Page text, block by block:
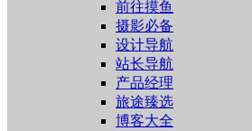
前往摸鱼
摄影必备
设计导航
站长导航
产品经理
旅途臻选
博客大全